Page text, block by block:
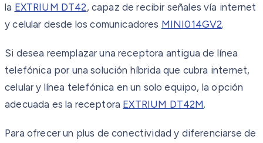
la EXTRIUM DT42, capaz de recibir señales vía internet
y celular desde los comunicadores MINI014GV2.
Si desea reemplazar una receptora antigua de línea
telefónica por una solución híbrida que cubra internet,
celular y línea telefónica en un solo equipo, la opción
adecuada es la receptora EXTRIUM DT42M.
Para ofrecer un plus de conectividad y diferenciarse de